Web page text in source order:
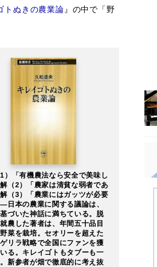
トぬきの農業論 』の中で「野
）「有機農法なら安全で美味し
（2）「農家は清貧な弱者であ
（3）「農業にはガッツが必要
日本の農業に関する議論は、
づいた神話に満ちている。脱
農した著者は、年間五十品目
菜を栽培。セオリーを超えた
リラ戦略で全国にファンを獲
る。キレイゴトもタブーも一
新参者が畑で徹底的に考え抜